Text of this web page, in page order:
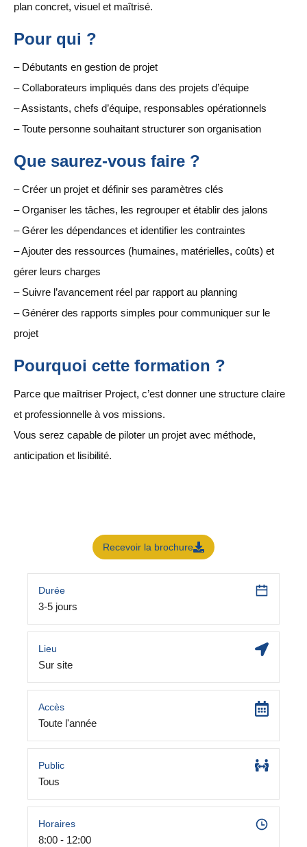
plan concret, visuel et maîtrisé.
Pour qui ?
– Débutants en gestion de projet
– Collaborateurs impliqués dans des projets d’équipe
– Assistants, chefs d’équipe, responsables opérationnels
– Toute personne souhaitant structurer son organisation
Que saurez-vous faire ?
– Créer un projet et définir ses paramètres clés
– Organiser les tâches, les regrouper et établir des jalons
– Gérer les dépendances et identifier les contraintes
– Ajouter des ressources (humaines, matérielles, coûts) et
gérer leurs charges
– Suivre l’avancement réel par rapport au planning
– Générer des rapports simples pour communiquer sur le
projet
Pourquoi cette formation ?
Parce que maîtriser Project, c’est donner une structure claire
et professionnelle à vos missions.
Vous serez capable de piloter un projet avec méthode,
anticipation et lisibilité.
Recevoir la brochure
Durée
3-5 jours
Lieu
Sur site
Accès
Toute l'année
Public
Tous
Horaires
8:00 - 12:00